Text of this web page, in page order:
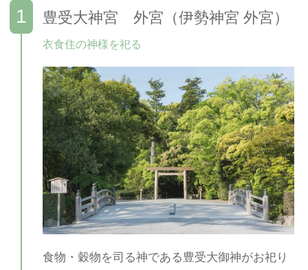
豊受大神宮 外宮（伊勢神宮 外宮）
衣食住の神様を祀る
食物・穀物を司る神である豊受大御神がお祀り